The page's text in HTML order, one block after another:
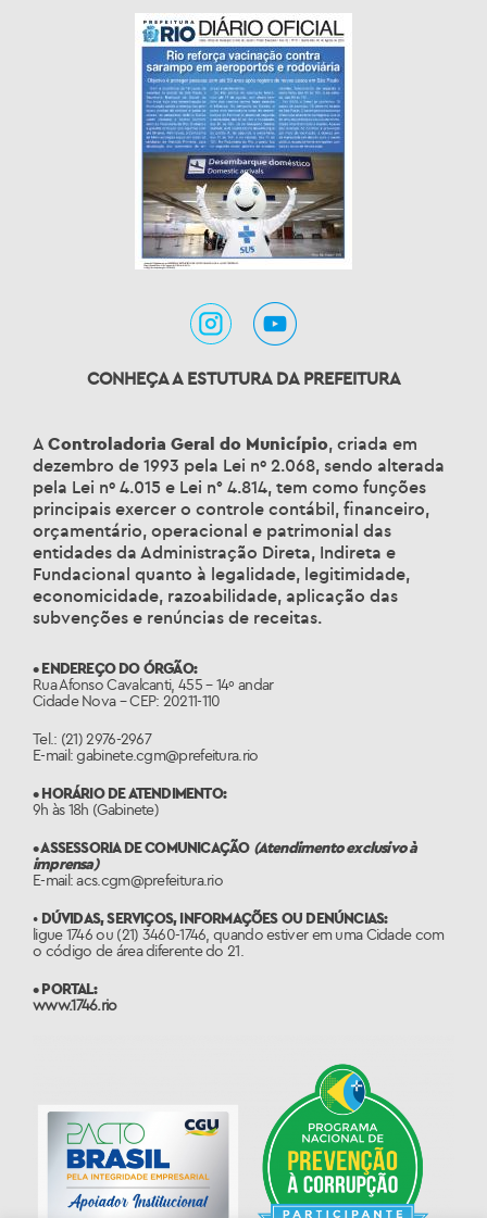
CONHEÇA A ESTUTURA DA PREFEITURA
A Controladoria Geral do Município, criada em
dezembro de 1993 pela Lei nº 2.068, sendo alterada
pela Lei nº 4.015 e Lei n° 4.814, tem como funções
principais exercer o controle contábil, financeiro,
orçamentário, operacional e patrimonial das
entidades da Administração Direta, Indireta e
Fundacional quanto à legalidade, legitimidade,
economicidade, razoabilidade, aplicação das
subvenções e renúncias de receitas.
• ENDEREÇO DO ÓRGÃO:
Rua Afonso Cavalcanti, 455 – 14º andar
Cidade Nova – CEP: 20211-110
Tel.: (21) 2976-2967
E-mail: gabinete.cgm@prefeitura.rio
• HORÁRIO DE ATENDIMENTO:
9h às 18h (Gabinete)
• ASSESSORIA DE COMUNICAÇÃO (Atendimento exclusivo à
imprensa)
E-mail: acs.cgm@prefeitura.rio
•DÚVIDAS, SERVIÇOS, INFORMAÇÕES OU DENÚNCIAS:
ligue 1746 ou (21) 3460-1746, quando estiver em uma Cidade com
o código de área diferente do 21.
• PORTAL:
www.1746.rio